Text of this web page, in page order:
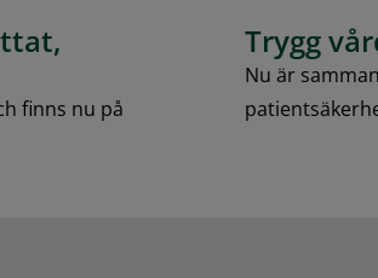
finns nu på
Trygg
Nu är